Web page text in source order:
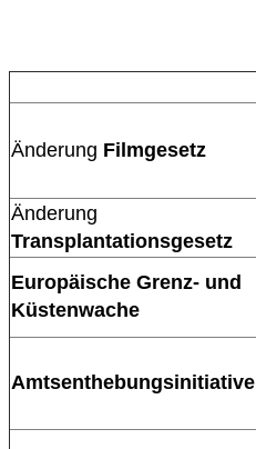
Änderung Filmgesetz
Änderung
Transplantationsgesetz
Europäische Grenz- und
Küstenwache
Amtsenthebungsinitiative